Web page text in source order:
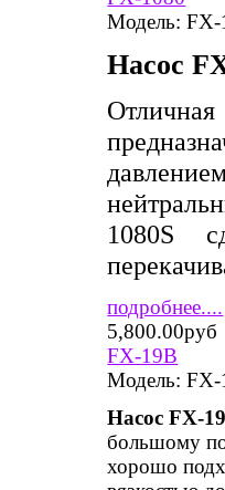
Модель:
Насос
1080S
подробнее....
5,800.00руб
FX-19B
Модель:
Насос FX-
большому
хорошо